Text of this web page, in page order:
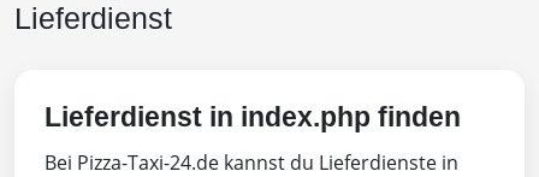
Lieferdienst
Lieferdienst in index.php finden
Bei Pizza-Taxi-24.de kannst du Lieferdienste in